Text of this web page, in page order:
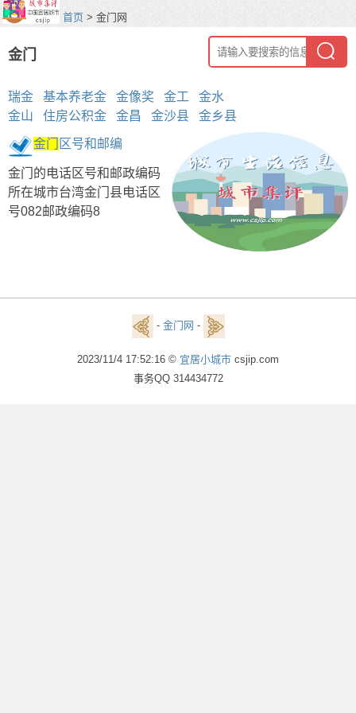
首页 > 金门网
金门
瑞金 基本养老金 金像奖 金工
金水
金山
住房公积金 金昌 金沙县 金乡县
金门 区号和邮编
金门的电话区号和邮政编码
所在城市台湾金门县电话区
号082邮政编码8
- 金门网 -
2023/11/4 17:52:16 © 宜居小城市 csjip.com
事务QQ 314434772